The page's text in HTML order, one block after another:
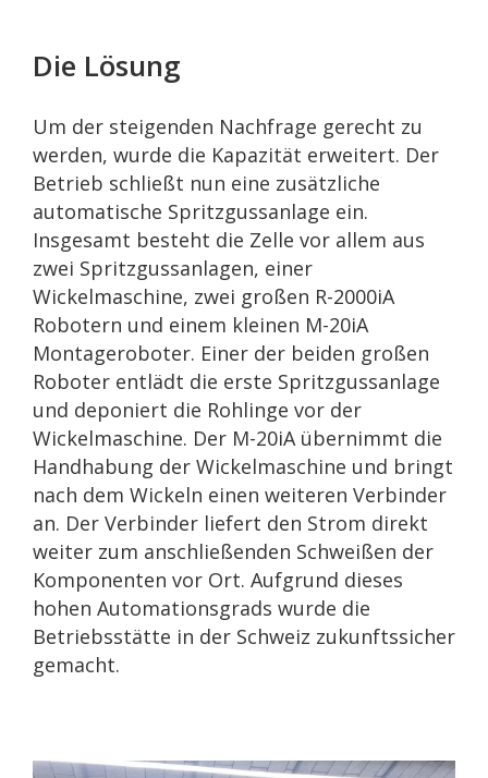
Die Lösung
Um der steigenden Nachfrage gerecht zu
werden, wurde die Kapazität erweitert. Der
Betrieb schließt nun eine zusätzliche
automatische Spritzgussanlage ein.
Insgesamt besteht die Zelle vor allem aus
zwei Spritzgussanlagen, einer
Wickelmaschine, zwei großen R-2000iA
Robotern und einem kleinen M-20iA
Montageroboter. Einer der beiden großen
Roboter entlädt die erste Spritzgussanlage
und deponiert die Rohlinge vor der
Wickelmaschine. Der M-20iA übernimmt die
Handhabung der Wickelmaschine und bringt
nach dem Wickeln einen weiteren Verbinder
an. Der Verbinder liefert den Strom direkt
weiter zum anschließenden Schweißen der
Komponenten vor Ort. Aufgrund dieses
hohen Automationsgrads wurde die
Betriebsstätte in der Schweiz zukunftssicher
gemacht.